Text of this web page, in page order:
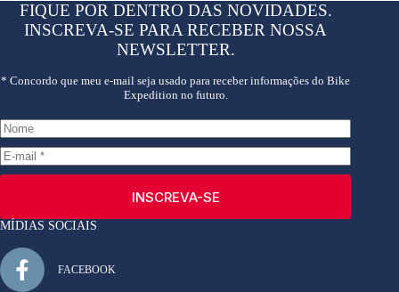
FIQUE POR DENTRO DAS NOVIDADES.
INSCREVA-SE PARA RECEBER NOSSA
NEWSLETTER.
* Concordo que meu e-mail seja usado para receber informações do Bike
Expedition no futuro.
INSCREVA-SE
MÍDIAS SOCIAIS
FACEBOOK